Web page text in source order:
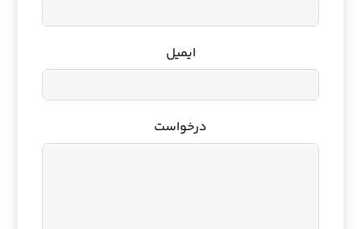
ایمیل
درخواست